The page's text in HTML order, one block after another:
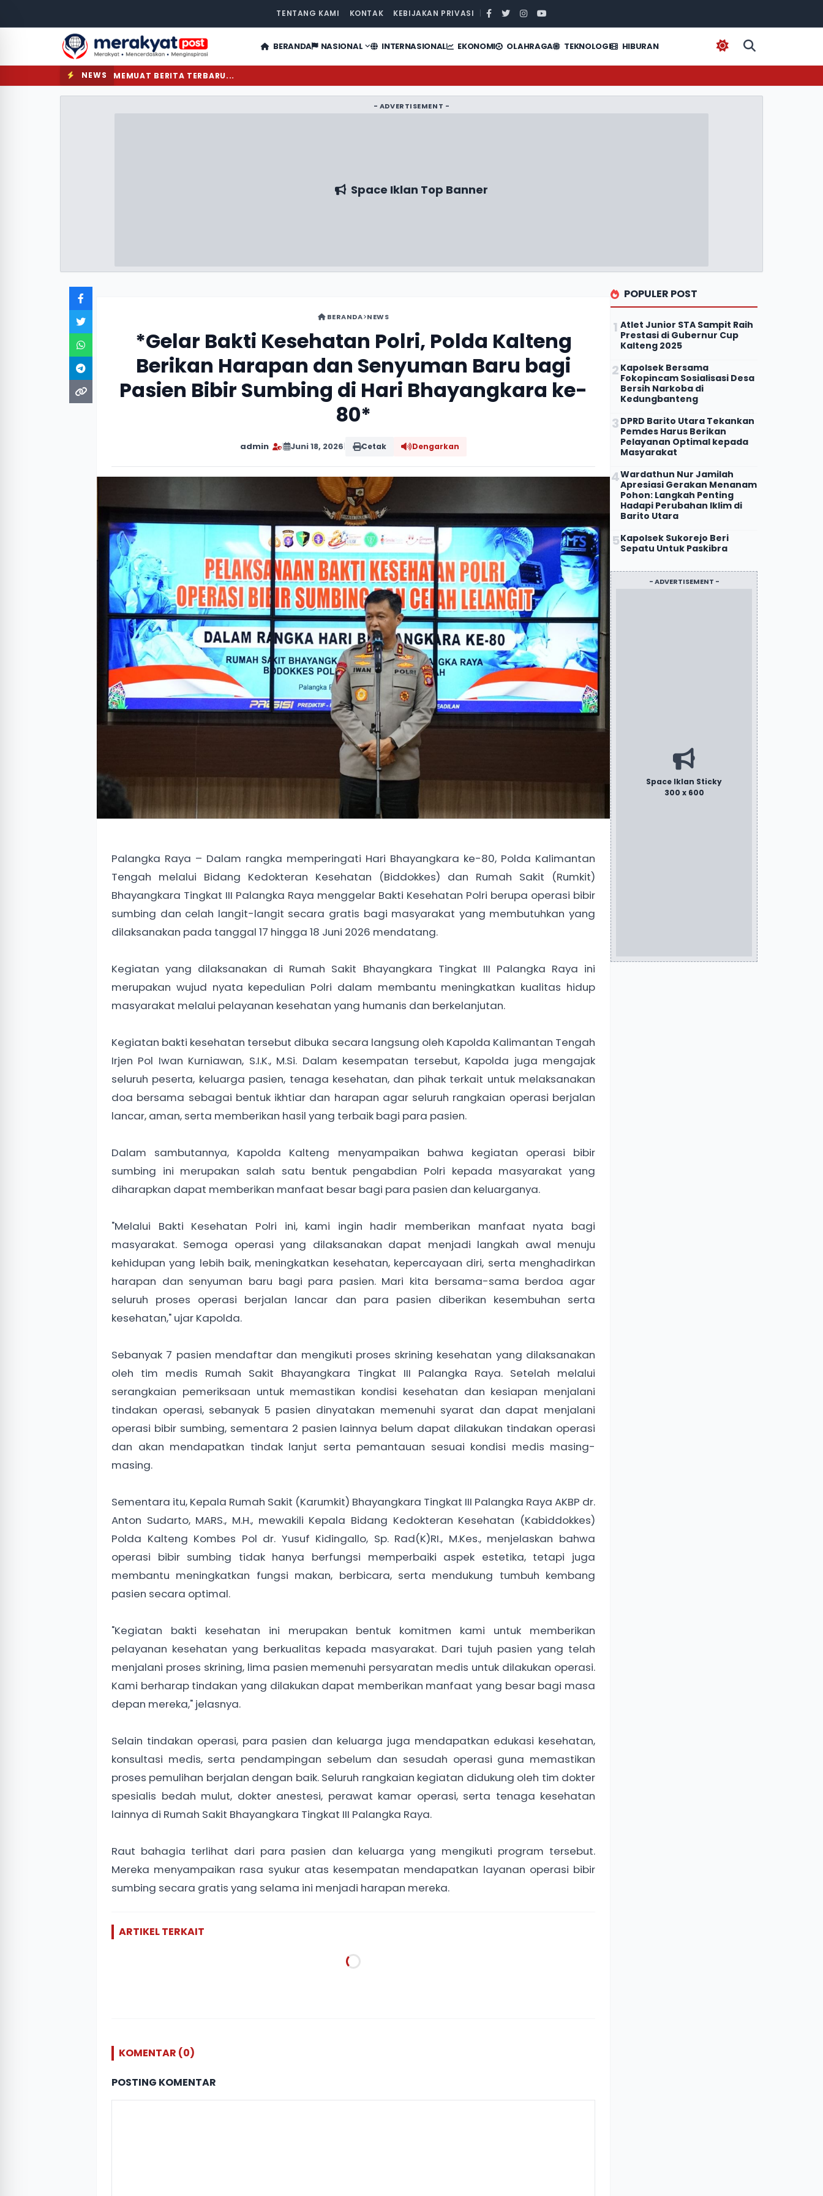
TENTANG KAMI KONTAK KEBIJAKAN PRIVASI
BERANDA NASIONAL INTERNASIONAL EKONOMI OLAHRAGA TEKNOLOGI HIBURAN
NEWS MEMUAT BERITA TERBARU...
- ADVERTISEMENT -
Space Iklan Top Banner
BERANDA NEWS
*Gelar Bakti Kesehatan Polri, Polda Kalteng
Berikan Harapan dan Senyuman Baru bagi
Pasien Bibir Sumbing di Hari Bhayangkara ke-
80*
admin Juni 18, 2026 Cetak Dengarkan
Palangka Raya – Dalam rangka memperingati Hari Bhayangkara ke-80, Polda Kalimantan
Tengah melalui Bidang Kedokteran Kesehatan (Biddokkes) dan Rumah Sakit (Rumkit)
Bhayangkara Tingkat III Palangka Raya menggelar Bakti Kesehatan Polri berupa operasi bibir
sumbing dan celah langit-langit secara gratis bagi masyarakat yang membutuhkan yang
dilaksanakan pada tanggal 17 hingga 18 Juni 2026 mendatang.
Kegiatan yang dilaksanakan di Rumah Sakit Bhayangkara Tingkat III Palangka Raya ini
merupakan wujud nyata kepedulian Polri dalam membantu meningkatkan kualitas hidup
masyarakat melalui pelayanan kesehatan yang humanis dan berkelanjutan.
Kegiatan bakti kesehatan tersebut dibuka secara langsung oleh Kapolda Kalimantan Tengah
Irjen Pol Iwan Kurniawan, S.I.K., M.Si. Dalam kesempatan tersebut, Kapolda juga mengajak
seluruh peserta, keluarga pasien, tenaga kesehatan, dan pihak terkait untuk melaksanakan
doa bersama sebagai bentuk ikhtiar dan harapan agar seluruh rangkaian operasi berjalan
lancar, aman, serta memberikan hasil yang terbaik bagi para pasien.
Dalam sambutannya, Kapolda Kalteng menyampaikan bahwa kegiatan operasi bibir
sumbing ini merupakan salah satu bentuk pengabdian Polri kepada masyarakat yang
diharapkan dapat memberikan manfaat besar bagi para pasien dan keluarganya.
"Melalui Bakti Kesehatan Polri ini, kami ingin hadir memberikan manfaat nyata bagi
masyarakat. Semoga operasi yang dilaksanakan dapat menjadi langkah awal menuju
kehidupan yang lebih baik, meningkatkan kesehatan, kepercayaan diri, serta menghadirkan
harapan dan senyuman baru bagi para pasien. Mari kita bersama-sama berdoa agar
seluruh proses operasi berjalan lancar dan para pasien diberikan kesembuhan serta
kesehatan," ujar Kapolda.
Sebanyak 7 pasien mendaftar dan mengikuti proses skrining kesehatan yang dilaksanakan
oleh tim medis Rumah Sakit Bhayangkara Tingkat III Palangka Raya. Setelah melalui
serangkaian pemeriksaan untuk memastikan kondisi kesehatan dan kesiapan menjalani
tindakan operasi, sebanyak 5 pasien dinyatakan memenuhi syarat dan dapat menjalani
operasi bibir sumbing, sementara 2 pasien lainnya belum dapat dilakukan tindakan operasi
dan akan mendapatkan tindak lanjut serta pemantauan sesuai kondisi medis masing-
masing.
Sementara itu, Kepala Rumah Sakit (Karumkit) Bhayangkara Tingkat III Palangka Raya AKBP dr.
Anton Sudarto, MARS., M.H., mewakili Kepala Bidang Kedokteran Kesehatan (Kabiddokkes)
Polda Kalteng Kombes Pol dr. Yusuf Kidingallo, Sp. Rad(K)RI., M.Kes., menjelaskan bahwa
operasi bibir sumbing tidak hanya berfungsi memperbaiki aspek estetika, tetapi juga
membantu meningkatkan fungsi makan, berbicara, serta mendukung tumbuh kembang
pasien secara optimal.
"Kegiatan bakti kesehatan ini merupakan bentuk komitmen kami untuk memberikan
pelayanan kesehatan yang berkualitas kepada masyarakat. Dari tujuh pasien yang telah
menjalani proses skrining, lima pasien memenuhi persyaratan medis untuk dilakukan operasi.
Kami berharap tindakan yang dilakukan dapat memberikan manfaat yang besar bagi masa
depan mereka," jelasnya.
Selain tindakan operasi, para pasien dan keluarga juga mendapatkan edukasi kesehatan,
konsultasi medis, serta pendampingan sebelum dan sesudah operasi guna memastikan
proses pemulihan berjalan dengan baik. Seluruh rangkaian kegiatan didukung oleh tim dokter
spesialis bedah mulut, dokter anestesi, perawat kamar operasi, serta tenaga kesehatan
lainnya di Rumah Sakit Bhayangkara Tingkat III Palangka Raya.
Raut bahagia terlihat dari para pasien dan keluarga yang mengikuti program tersebut.
Mereka menyampaikan rasa syukur atas kesempatan mendapatkan layanan operasi bibir
sumbing secara gratis yang selama ini menjadi harapan mereka.
ARTIKEL TERKAIT
KOMENTAR (0)
POSTING KOMENTAR
POPULER POST
Atlet Junior STA Sampit Raih
Prestasi di Gubernur Cup
Kalteng 2025
Kapolsek Bersama
Fokopincam Sosialisasi Desa
Bersih Narkoba di
Kedungbanteng
DPRD Barito Utara Tekankan
Pemdes Harus Berikan
Pelayanan Optimal kepada
Masyarakat
Wardathun Nur Jamilah
Apresiasi Gerakan Menanam
Pohon: Langkah Penting
Hadapi Perubahan Iklim di
Barito Utara
Kapolsek Sukorejo Beri
Sepatu Untuk Paskibra
- ADVERTISEMENT -
Space Iklan Sticky
300 x 600